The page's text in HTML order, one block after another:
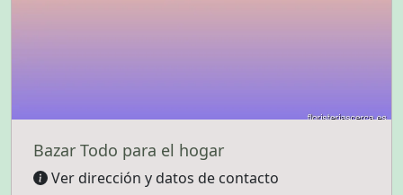
Bazar Todo para el hogar
Ver dirección y datos de contacto